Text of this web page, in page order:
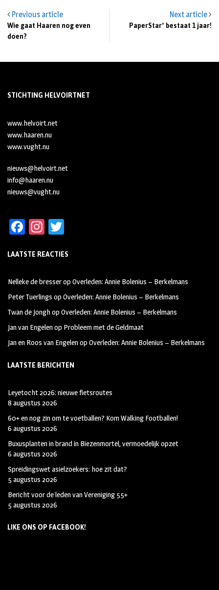
Previous article
Wie gaat Haaren nog even
doen?
Next article
PaperStar* bestaat 1 jaar!
STICHTING HELVOIRTNET
www.helvoirt.net
www.haaren.nu
www.vught.nu
nieuws@helvoirt.net
info@haaren.nu
nieuws@vught.nu
Fa
b
oo
k
In
ag
m
tt
LAATSTE REACTIES
Nelleke de bresseropOverleden: Annie Bolenius – Berkelmans
Peter Tuerlings opOverleden: Annie Bolenius – Berkelmans
Twan de JonghopOverleden: Annie Bolenius – Berkelmans
Jan van Engelenop Probleem met de Geldmaat
Jan en Roos van EngelenopOverleden: Annie Bolenius – Berkelmans
LAATSTE BERICHTEN
Leyetocht 2026: nieuwe fietsroutes
8 augustus 2026
60+ en nog zin om te voetballen? Kom Walking Footballen!
6 augustus 2026
Buxusplanten in brand in Biezenmortel, vermoedelijk opzet
6 augustus 2026
Spreidingswet asielzoekers: hoe zit dat?
5 augustus 2026
Bericht voor de leden van Vereniging 55+
5 augustus 2026
LIKE ONS OP FACEBOOK!